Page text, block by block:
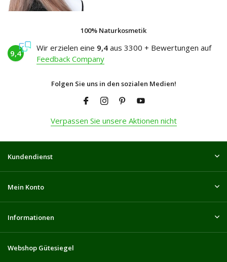
100% Naturkosmetik
9,4
Wir erzielen eine 9,4 aus 3300 + Bewertungen auf
Feedback Company
Folgen Sie uns in den sozialen Medien!
Verpassen Sie unsere Aktionen nicht
Kundendienst
Mein Konto
Informationen
Webshop Gütesiegel